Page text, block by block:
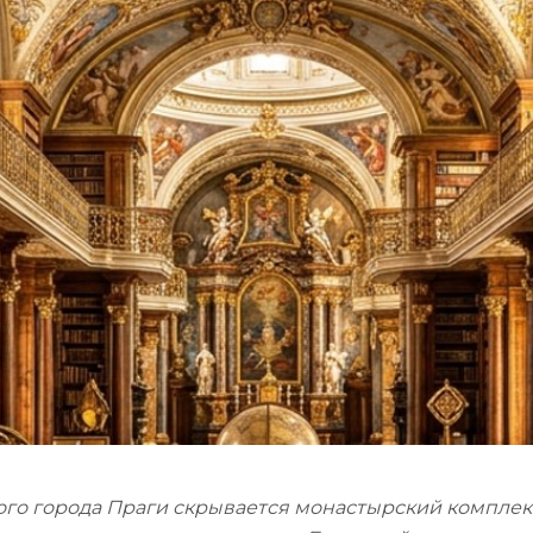
к
Путешествия и
открытия
Религия
Репринты
Россия и Символика РФ
Сатира и Юмор
Спорт и Хобби
Тайные
мистика,
Транспорт
Экономика и
Словари
Религия
Сказки. Басни. Фольклор
Словари. Энциклопедии
города Праги скрывается монастырский